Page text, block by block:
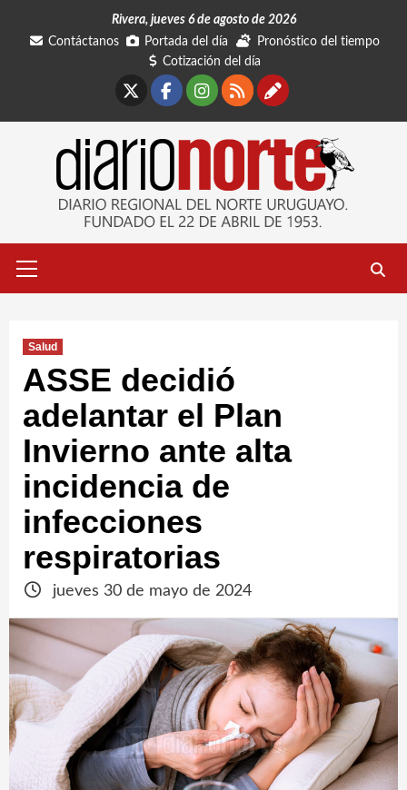
Rivera, jueves 6 de agosto de 2026
Contáctanos
Portada del día
Pronóstico del tiempo
Cotización del día
Facebook
Instagram
RSSContáctanos
primario
Salud
ASSE decidió
adelantar el Plan
Invierno ante alta
incidencia de
infecciones
respiratorias
jueves 30 de mayo de 2024